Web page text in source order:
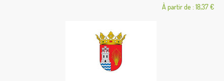
À partir de : 18,37 €